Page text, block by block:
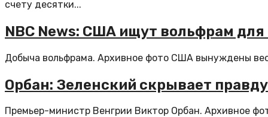
счету десятки...
NBC News: США ищут вольфрам
Добыча вольфрама. Архивное фото США вынуждены
Орбан: Зеленский скрывает
Премьер-министр Венгрии Виктор Орбан. Архивное